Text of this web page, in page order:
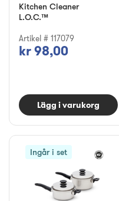
Kitchen Cleaner
L.O.C.™
Artikel # 117079
kr 98,00
Lägg i varukorg
Ingår i set